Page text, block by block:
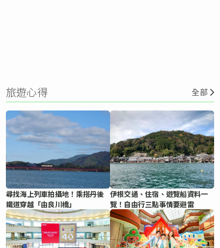
旅遊心得 全部
尋找海上列車拍攝地！乘搭丹後
鐵道穿越「由良川橋」
伊根交通、住宿、遊覽船資料一
覽！自由行三點事情要避雷